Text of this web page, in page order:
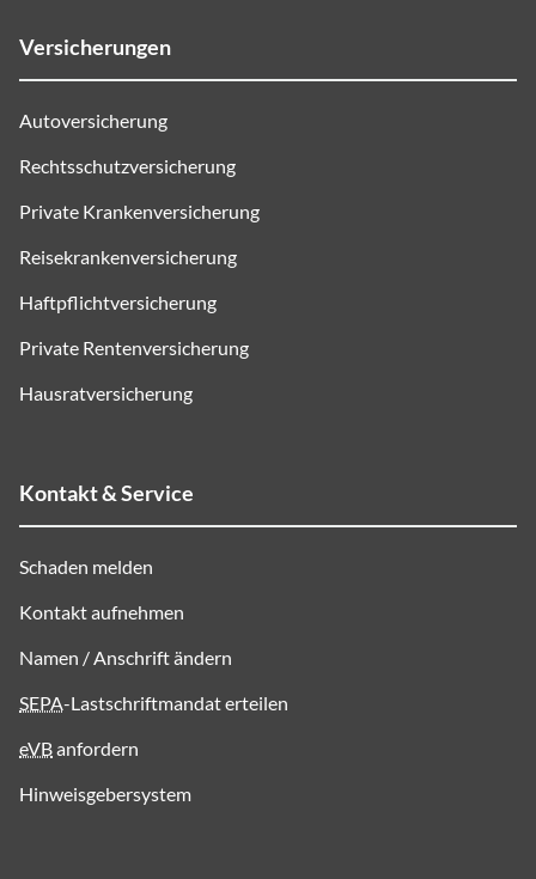
Versicherungen
Autoversicherung
Rechtsschutzversicherung
Private Krankenversicherung
Reisekrankenversicherung
Haftpflichtversicherung
Private Rentenversicherung
Hausratversicherung
Kontakt & Service
Schaden melden
Kontakt aufnehmen
Namen / Anschrift ändern
SEPA-Lastschriftmandat erteilen
eVBanfordern
Hinweisgebersystem